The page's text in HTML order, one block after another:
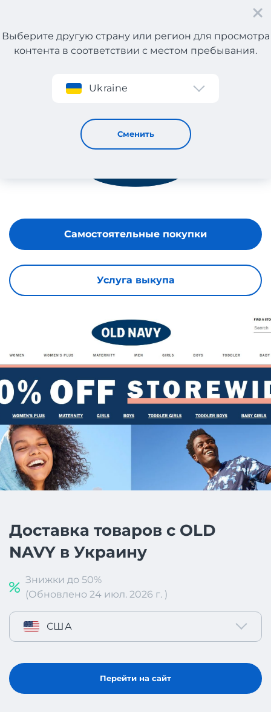
Регистрация
Выберите другую страну или регион для просмотра
контента в соответствии с местом пребывания.
Ukraine
Сменить
OLD NAVY
Услуга выкупа
Самостоятельные покупки
Доставка товаров с OLD
NAVY в Украину
Знижки до 50%
(Обновлено 24 июл. 2026 г. )
США
Перейти на сайт